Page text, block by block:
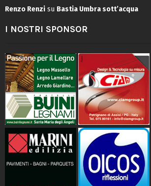
Renzo Renzi su Bastia Umbra sott’acqua
I NOSTRI SPONSOR